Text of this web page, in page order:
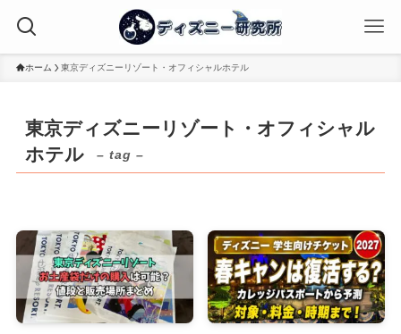
ホーム 東京ディズニーリゾート・オフィシャルホテル
東京ディズニーリゾート・オフィシャル
ホテル
– tag –